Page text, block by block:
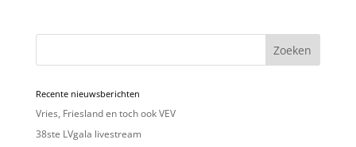
Zoeken
Recente nieuwsberichten
Vries, Friesland en toch ook VEV
38ste LVgala livestream